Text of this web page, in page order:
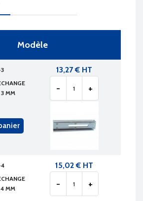
Modèle
MM
13,27 € HT
- +
MM
15,02 € HT
- +